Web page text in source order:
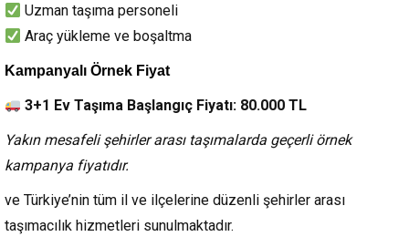
Uzman taşıma personeli
Araç yükleme ve boşaltma
Kampanyalı Örnek Fiyat
3+1 Ev Taşıma Başlangıç Fiyatı: 80.000 TL
Yakın mesafeli şehirler arası taşımalarda geçerli örnek
kampanya fiyatıdır.
ve Türkiye’nin tüm il ve ilçelerine düzenli şehirler arası
taşımacılık hizmetleri sunulmaktadır.